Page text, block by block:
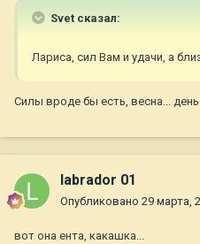
Svet сказал:
Лариса, сил Вам и удачи, а
Силы вроде бы есть, весна...
labrador 01
Опубликовано 29 марта,
вот она ента, какашка...